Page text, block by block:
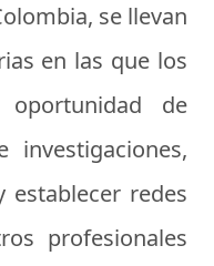
se llevan
en las que los
de
establecer redes
profesionales